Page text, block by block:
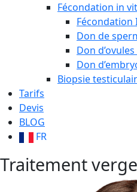
Fécondation in
Fécondation
Don de
Don
Don
Biopsie
Tarifs
Devis
BLOG
FR
Traitement